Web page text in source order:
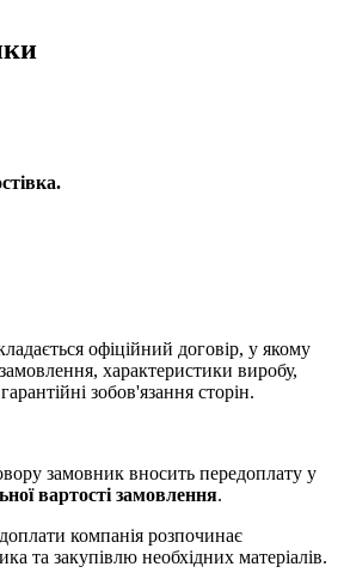
офіційний договір, у якому
характеристики виробу,
зобов'язання сторін.
замовник вносить передоплату у
вартості замовлення.
компанія розпочинає
та закупівлю необхідних матеріалів.